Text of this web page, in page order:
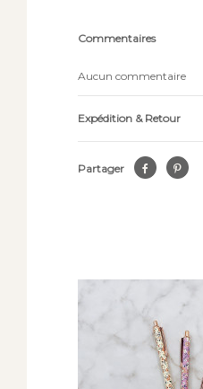
Commentaires
Aucun commentaire
Expédition & Retour
Partager